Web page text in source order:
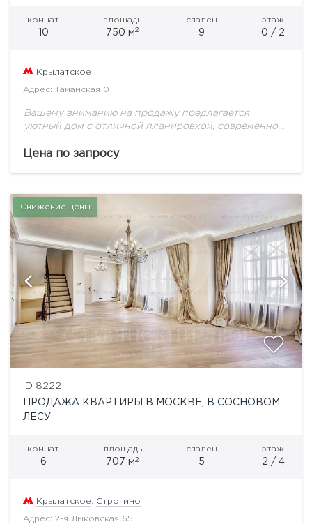
комнат
10
площадь
750 м2
спален
9
этаж
0 / 2
Крылатское
Адрес: Таманская 0
Вашему вниманию на продажу предлагается
уютный дом с отличной планировкой, современной
этаж: кухня - столовая, каминная комната, 2 спальни
Цена по запросу
Снижение цены
ID 8222
ПРОДАЖА КВАРТИРЫ В МОСКВЕ, В СОСНОВОМ
ЛЕСУ
комнат
6
площадь
707 м2
спален
5
этаж
2 / 4
Крылатское, Строгино
Адрес: 2-я Лыковская 65